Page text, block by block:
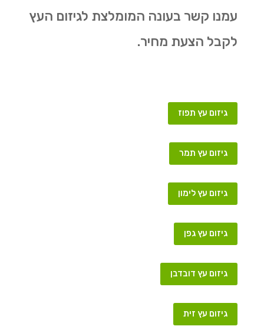
עמנו קשר בעונה המומלצת לגיזום העץ
לקבל הצעת מחיר.
גיזום עץ תפוז
גיזום עץ תמר
גיזום עץ לימון
גיזום עץ גפן
גיזום עץ דובדבן
גיזום עץ זית